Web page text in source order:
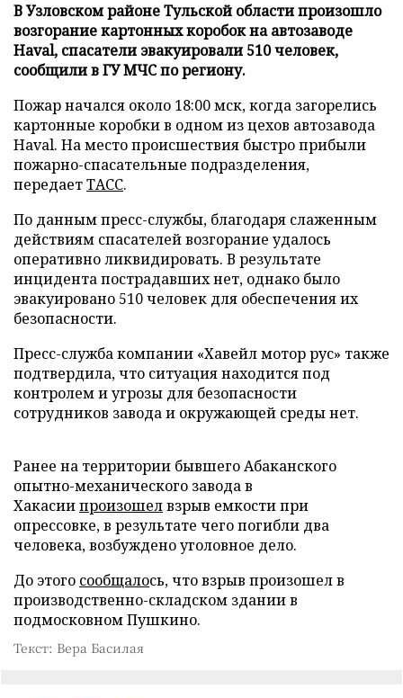
В Узловском районе Тульской области произошло
возгорание картонных коробок на автозаводе
Haval, спасатели эвакуировали 510 человек,
сообщили в ГУ МЧС по региону.
Пожар начался около 18:00 мск, когда загорелись
картонные коробки в одном из цехов автозавода
Haval. На место происшествия быстро прибыли
пожарно-спасательные подразделения,
передаетТАСС.
По данным пресс-службы, благодаря слаженным
действиям спасателей возгорание удалось
оперативно ликвидировать. В результате
инцидента пострадавших нет, однако было
эвакуировано 510 человек для обеспечения их
безопасности.
Пресс-служба компании «Хавейл мотор рус» также
подтвердила, что ситуация находится под
контролем и угрозы для безопасности
сотрудников завода и окружающей среды нет.
Ранее на территории бывшего Абаканского
опытно-механического завода в
Хакасиипроизошелвзрыв емкости при
опрессовке, в результате чего погибли два
человека, возбуждено уголовное дело.
До этого сообщалось, что взрыв произошел в
производственно-складском здании в
подмосковном Пушкино.
Текст: Вера Басилая